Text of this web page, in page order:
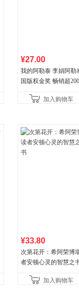
¥27.00
我的阿勒泰 李娟阿勒
国版权金奖 畅销超
加入购物车
¥33.80
次第花开：希阿荣博
者安顿心灵的智慧之
加入购物车